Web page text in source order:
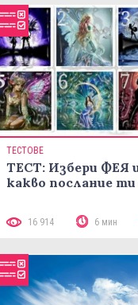
ТЕСТОВЕ
ТЕСТ: Избери ФЕЯ
какво послание
16 914 6 мин